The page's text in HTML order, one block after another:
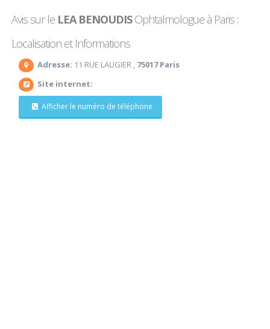
Avis sur le LEA BENOUDISOphtalmologue à Paris :
Localisation et Informations
Adresse: 11 RUE LAUGIER , 75017 Paris
Site internet:
Afficher le numéro de téléphone